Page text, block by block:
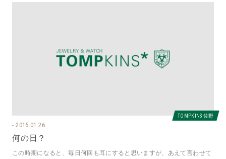
TOMPKINS 佐野
2016.01.26
何の日？
この時期になると、毎日何回も耳にすると思いますが、あえて言わせて